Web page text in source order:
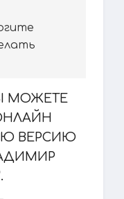
МОЖЕТЕ
ВЕРСИЮ